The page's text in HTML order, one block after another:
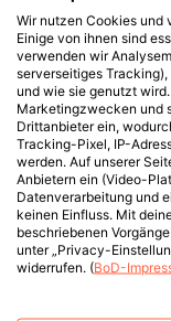
Wir nutzen Cookies und
Einige von ihnen sind
verwenden wir
serverseitiges
und wie sie genutzt
Marketingzwecken und
Drittanbieter ein,
Tracking-Pixel, IP-
werden. Auf unserer
Anbietern ein (Video-
Datenverarbeitung und
keinen Einfluss. Mit
beschriebenen
unter „Privacy-
widerrufen. (BoD-